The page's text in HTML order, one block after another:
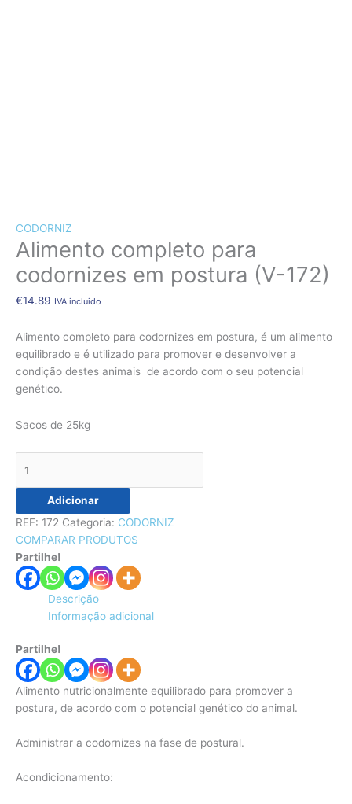
CODORNIZ
Alimento completo para
codornizes em postura (V-172)
€14.89 IVA incluido
Alimento completo para codornizes em postura, é um alimento
equilibrado e é utilizado para promover e desenvolver a
condição destes animais de acordo com o seu potencial
genético.
Sacos de 25kg
completo
para
codornizes
em
postura
172)
Adicionar
REF: 172 Categoria: CODORNIZ
COMPARAR PRODUTOS
Partilhe!
Descrição
Informação adicional
Partilhe!
Alimento nutricionalmente equilibrado para promover a
postura, de acordo com o potencial genético do animal.
Administrar a codornizes na fase de postural.
Acondicionamento: